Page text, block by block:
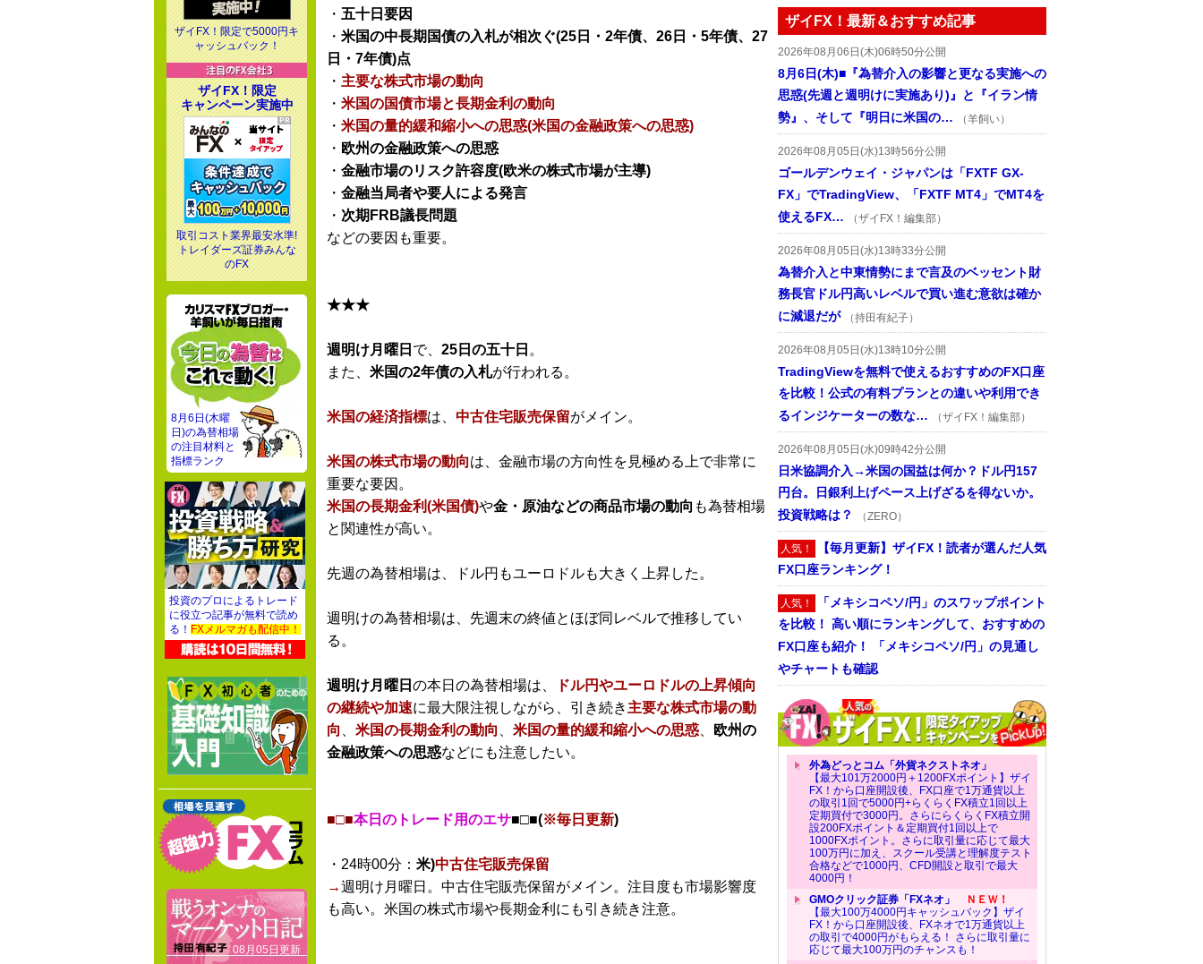
・ 五十日要因
・ 米国の中長期国債の入札が相次ぐ(25日・2年債、26日・5年債、27
日・7年債)点
・ 主要な株式市場の動向
・ 米国の国債市場と長期金利の動向
・ 米国の量的緩和縮小への思惑(米国の金融政策への思惑)
・ 欧州の金融政策への思惑
・ 金融市場のリスク許容度(欧米の株式市場が主導)
・ 金融当局者や要人による発言
・ 次期FRB議長問題
などの要因も重要。
★★★
週明け月曜日 で、 25日の五十日 。
また、 米国の2年債の入札が行われる。
米国の経済指標は、 中古住宅販売保留がメイン。
米国の株式市場の動向は、金融市場の方向性を見極める上で非常に
重要な要因。
米国の長期金利(米国債)や金・原油などの商品市場の動向 も為替相場
と関連性が高い。
先週の為替相場は、ドル円もユーロドルも大きく上昇した。
週明けの為替相場は、先週末の終値とほぼ同レベルで推移してい
る。
週明け月曜日 の本日の為替相場は、
ドル円やユーロドルの上昇傾向
の継続や加速に最大限注視しながら、引き続き 主要な株式市場の動
向
米国の長期金利の動向 米国の量的緩和縮小への思惑
欧州の
金融政策への思惑などにも注意したい。
■□■本日のトレード用のエサ■□■(※毎日更新)
・24時00分： 米)中古住宅販売保留
→週明け月曜日。中古住宅販売保留がメイン。注目度も市場影響度
も高い。米国の株式市場や長期金利にも引き続き注意。
ザイFX！最新＆おすすめ記事
2026年08月06日(木)06時50分公開
8月6日(木)■『為替介入の影響と更なる実施への
思惑(先週と週明けに実施あり)』と『イラン情
勢』、そして『明日に米国の…
（羊飼い）
2026年08月05日(水)13時56分公開
ゴールデンウェイ・ジャパンは「FXTF GX-
FX」でTradingView、「FXTF MT4」でMT4を
使えるFX…
（ザイFX！編集部）
2026年08月05日(水)13時33分公開
為替介入と中東情勢にまで言及のベッセント財
務長官ドル円高いレベルで買い進む意欲は確か
に減退だが
（持田有紀子）
2026年08月05日(水)13時10分公開
TradingViewを無料で使えるおすすめのFX口座
を比較！公式の有料プランとの違いや利用でき
るインジケーターの数な…
（ザイFX！編集部）
2026年08月05日(水)09時42分公開
日米協調介入→米国の国益は何か？ドル円157
円台。日銀利上げペース上げざるを得ないか。
投資戦略は？
（ZERO）
人気！ 【毎月更新】ザイFX！読者が選んだ人気
FX口座ランキング！
人気！ 「メキシコペソ/円」のスワップポイント
を比較！ 高い順にランキングして、おすすめの
FX口座も紹介！ 「メキシコペソ/円」の見通し
やチャートも確認
外為どっとコム「外貨ネクストネオ」
【最大101万2000円＋1200FXポイント】ザイ
FX！から口座開設後、FX口座で1万通貨以上
の取引1回で5000円+らくらくFX積立1回以上
定期買付で3000円。さらにらくらくFX積立開
設200FXポイント＆定期買付1回以上で
1000FXポイント。さらに取引量に応じて最大
100万円に加え、スクール受講と理解度テスト
合格などで1000円、CFD開設と取引で最大
4000円！
GMOクリック証券「FXネオ」
ＮＥＷ！
【最大100万4000円キャッシュバック】ザイ
FX！から口座開設後、FXネオで1万通貨以上
の取引で4000円がもらえる！ さらに取引量に
応じて最大100万円のチャンスも！
ザイFX！限定で5000円キ
ャッシュバック！
ザイFX！限定
キャンペーン実施中
取引コスト業界最安水準!
トレイダーズ証券みんな
のFX
8月6日(木曜
日)の為替相場
の注目材料と
指標ランク
投資のプロによるトレード
に役立つ記事が無料で読め
る！ FXメルマガも配信中！
08月05日更新